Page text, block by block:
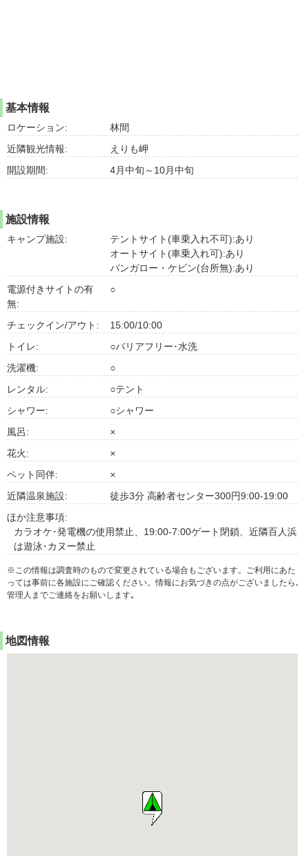
基本情報
ロケーション:
林間
近隣観光情報:
えりも岬
開設期間:
4月中旬～10月中旬
施設情報
キャンプ施設:
テントサイト(車乗入れ不可):あり
オートサイト(車乗入れ可):あり
バンガロー・ケビン(台所無):あり
電源付きサイトの有
無:
○
チェックイン/アウト:
15:00/10:00
トイレ:
○バリアフリー･水洗
洗濯機:
○
レンタル:
○テント
シャワー:
○シャワー
風呂:
×
花火:
×
ペット同伴:
×
近隣温泉施設:
徒歩3分 高齢者センター300円9:00-19:00
ほか注意事項:
カラオケ･発電機の使用禁止、19:00-7:00ゲート閉鎖、近隣百人浜
は遊泳･カヌー禁止
※この情報は調査時のもので変更されている場合もございます。ご利用にあた
っては事前に各施設にご確認ください。情報にお気づきの点がございましたら､
管理人までご連絡をお願いします｡
地図情報